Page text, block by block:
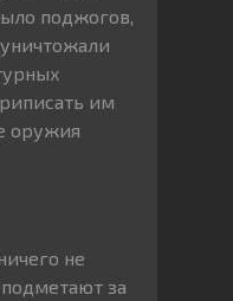
поджогов,
им
оружия
не
за